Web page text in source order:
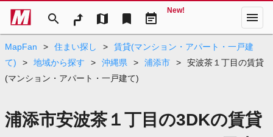
search map bookmark event_note
New! menu
MapFan > 住まい探し >
賃貸(マンション・アパート・一戸建
て)
> 地域から探す > 沖縄県 > 浦添市 >
安波茶１丁目の賃貸
(マンション・アパート・一戸建て)
浦添市安波茶１丁目の3DKの賃貸